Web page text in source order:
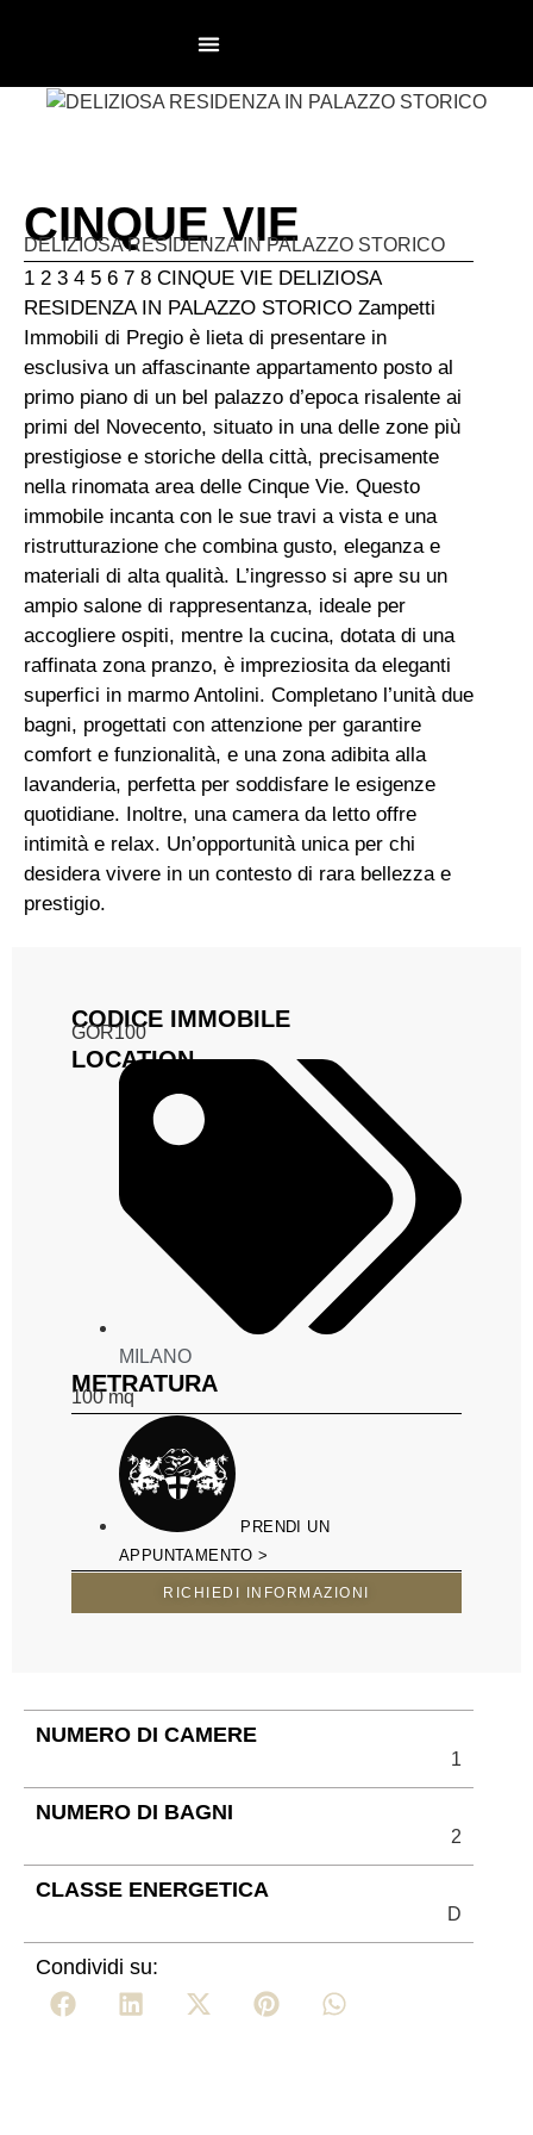
CODICE IMMOBILE
GOR100
LOCATION
MILANO
METRATURA
100mq
PRENDI UN
APPUNTAMENTO >
RICHIEDI INFORMAZIONI
CINQUE VIE
DELIZIOSA RESIDENZA IN PALAZZO STORICO
1 2 3 4 5 6 7 8 CINQUE VIE DELIZIOSA
RESIDENZA IN PALAZZO STORICO Zampetti
Immobili di Pregio è lieta di presentare in
esclusiva un affascinante appartamento posto al
primo piano di un bel palazzo d’epoca risalente ai
primi del Novecento, situato in una delle zone più
prestigiose e storiche della città, precisamente
nella rinomata area delle Cinque Vie. Questo
immobile incanta con le sue travi a vista e una
ristrutturazione che combina gusto, eleganza e
materiali di alta qualità. L’ingresso si apre su un
ampio salone di rappresentanza, ideale per
accogliere ospiti, mentre la cucina, dotata di una
raffinata zona pranzo, è impreziosita da eleganti
superfici in marmo Antolini. Completano l’unità due
bagni, progettati con attenzione per garantire
comfort e funzionalità, e una zona adibita alla
lavanderia, perfetta per soddisfare le esigenze
quotidiane. Inoltre, una camera da letto offre
intimità e relax. Un’opportunità unica per chi
desidera vivere in un contesto di rara bellezza e
prestigio.
NUMERO DI CAMERE
1
NUMERO DI BAGNI
2
CLASSE ENERGETICA
D
Condividi su: